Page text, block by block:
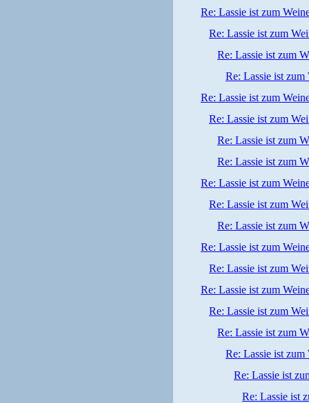
Re: Lassie ist zum
Re: Lassie ist zum
Re: Lassie ist zum
Re: Lassie ist zum
Re: Lassie ist zum
Re: Lassie ist zum
Re: Lassie ist zum
Re: Lassie ist zum
Re: Lassie ist zum
Re: Lassie ist zum
Re: Lassie ist zum
Re: Lassie ist zum
Re: Lassie ist zum
Re: Lassie ist zum
Re: Lassie ist zum
Re: Lassie ist zum
Re: Lassie ist zum
Re: Lassie ist
Re: Lassie ist